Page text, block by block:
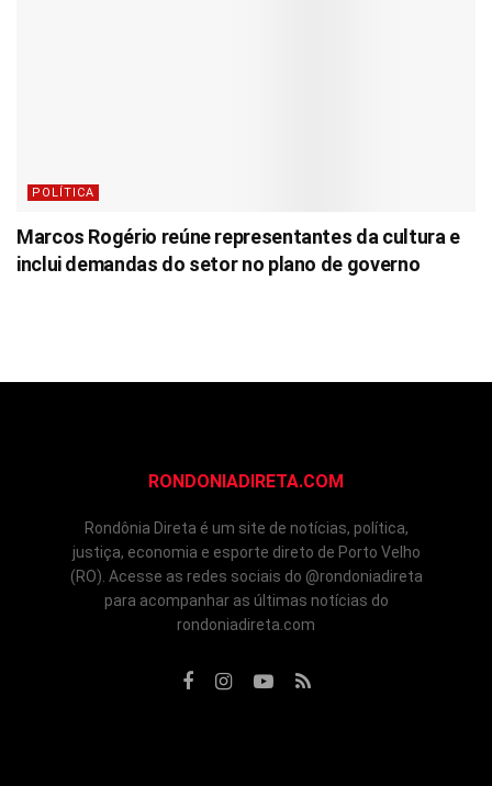
POLÍTICA
Marcos Rogério reúne representantes da cultura e
inclui demandas do setor no plano de governo
RONDONIADIRETA.COM
Rondônia Direta é um site de notícias, política,
justiça, economia e esporte direto de Porto Velho
(RO). Acesse as redes sociais do @rondoniadireta
para acompanhar as últimas notícias do
rondoniadireta.com